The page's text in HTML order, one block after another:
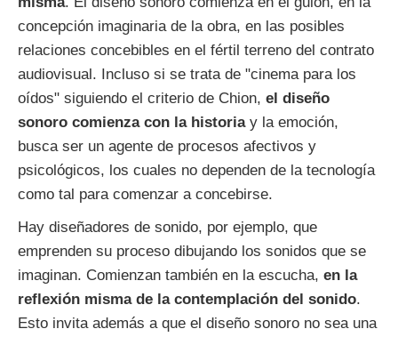
concepción imaginaria de la obra, en las posibles
relaciones concebibles en el fértil terreno del contrato
audiovisual. Incluso si se trata de "cinema para los
oídos" siguiendo el criterio de Chion, el diseño
sonoro comienza con la historiay la emoción,
busca ser un agente de procesos afectivos y
psicológicos, los cuales no dependen de la tecnología
como tal para comenzar a concebirse.
Hay diseñadores de sonido, por ejemplo, que
emprenden su proceso dibujando los sonidos que se
imaginan. Comienzan también en la escucha, en la
reflexión misma de la contemplación del sonido.
Esto invita además a que el diseño sonoro no sea una